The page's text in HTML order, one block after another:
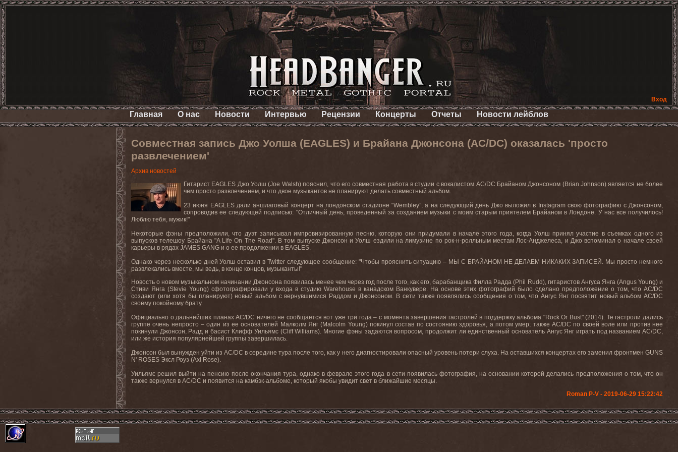
Вход
Главная О нас Новости Интервью Рецензии Концерты Отчеты Новости лейблов
Совместная запись Джо Уолша (EAGLES) и Брайана Джонсона (AC/DC) оказалась 'просто
развлечением'
Архив новостей
Гитарист EAGLES Джо Уолш (Joe Walsh) пояснил, что его совместная работа в студии с вокалистом AC/DC Брайаном Джонсоном (Brian Johnson) является не более
чем просто развлечением, и что двое музыкантов не планируют делать совместный альбом.
23 июня EAGLES дали аншлаговый концерт на лондонском стадионе “Wembley”, а на следующий день Джо выложил в Instagram свою фотографию с Джонсоном,
сопроводив ее следующей подписью: "Отличный день, проведенный за созданием музыки с моим старым приятелем Брайаном в Лондоне. У нас все получилось!
Люблю тебя, мужик!"
Некоторые фэны предположили, что дуэт записывал импровизированную песню, которую они придумали в начале этого года, когда Уолш принял участие в съемках одного из
выпусков телешоу Брайана "A Life On The Road". В том выпуске Джонсон и Уолш ездили на лимузине по рок-н-ролльным местам Лос-Анджелеса, и Джо вспоминал о начале своей
карьеры в рядах JAMES GANG и о ее продолжении в EAGLES.
Однако через несколько дней Уолш оставил вTwitter следующее сообщение: "Чтобы прояснить ситуацию – МЫ С БРАЙАНОМ НЕ ДЕЛАЕМ НИКАКИХ ЗАПИСЕЙ. Мы просто немного
развлекались вместе, мы ведь, в конце концов, музыканты!"
Новость о новом музыкальном начинании Джонсона появилась менее чем через год после того, как его, барабанщика Филла Радда (Phil Rudd), гитаристов Ангуса Янга (Angus Young) и
Стиви Янга (Stevie Young) сфотографировали у входа в студию Warehouse в канадском Ванкувере. На основе этих фотографий было сделано предположение о том, что AC/DC
создают (или хотя бы планируют) новый альбом с вернувшимися Раддом и Джонсоном. В сети также появлялись сообщения о том, что Ангус Янг посвятит новый альбом AC/DC
своему покойному брату.
Официально о дальнейших планах AC/DC ничего не сообщается вот уже три года – с момента завершения гастролей в поддержку альбома "Rock Or Bust" (2014). Те гастроли дались
группе очень непросто – один из ее основателей Малколм Янг (Malcolm Young) покинул состав по состоянию здоровья, а потом умер; также AC/DC по своей воле или против нее
покинули Джонсон, Радд и басист Клифф Уильямс (Cliff Williams). Многие фэны задаются вопросом, продолжит ли единственный основатель Ангус Янг играть под названием AC/DC,
или же история популярнейшей группы завершилась.
Джонсон был вынужден уйти из AC/DC в середине тура после того, как у него диагностировали опасный уровень потери слуха. На оставшихся концертах его заменил фронтмен GUNS
N' ROSES Эксл Роуз (Axl Rose).
Уильямс решил выйти на пенсию после окончания тура, однако в феврале этого года в сети появилась фотография, на основании которой делались предположения о том, что он
также вернулся в AC/DC и появится на камбэк-альбоме, который якобы увидит свет в ближайшие месяцы.
Roman P-V - 2019-06-29 15:22:42